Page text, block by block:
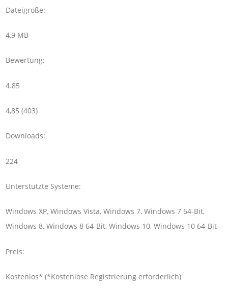
Dateigröße:
4,9 MB
Bewertung:
4.85
4,85 (403)
Downloads:
224
Unterstützte Systeme:
Windows XP, Windows Vista, Windows 7, Windows 7 64-Bit,
Windows 8, Windows 8 64-Bit, Windows 10, Windows 10 64-Bit
Preis:
Kostenlos* (*Kostenlose Registrierung erforderlich)